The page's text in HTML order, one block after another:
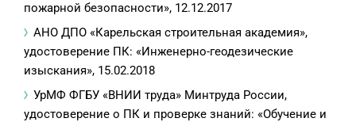
пожарной безопасности», 12.12.2017
АНО ДПО «Карельская строительная академия»,
удостоверение ПК: «Инженерно-геодезические
изыскания», 15.02.2018
УрМФ ФГБУ «ВНИИ труда» Минтруда России,
удостоверение о ПК и проверке знаний: «Обучение и